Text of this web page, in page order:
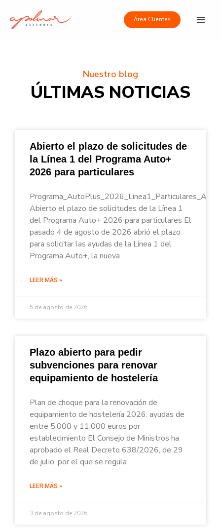
contenido
Área Clientes
Nuestro blog
ÚLTIMAS NOTICIAS
Abierto el plazo de solicitudes de
la Línea 1 del Programa Auto+
2026 para particulares
Abierto el plazo de solicitudes de la Línea 1
del Programa Auto+ 2026 para particulares El
pasado 4 de agosto de 2026 abrió el plazo
para solicitar las ayudas de la Línea 1 del
Programa Auto+, la nueva
LEER MÁS »
5 de agosto de 2026
Plazo abierto para pedir
subvenciones para renovar
equipamiento de hostelería
Plan de choque para la renovación de
equipamiento de hostelería 2026: ayudas de
entre 5.000 y 11.000 euros por
establecimiento El Consejo de Ministros ha
aprobado el Real Decreto 638/2026, de 29
de julio, por el que se regula
LEER MÁS »
3 de agosto de 2026